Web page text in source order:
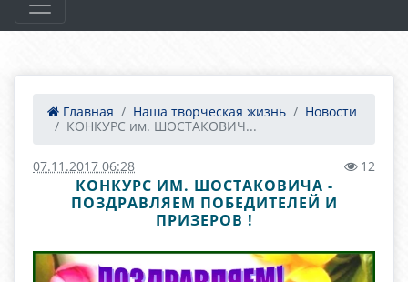
Главная Наша творческая жизнь
Новости
КОНКУРС им. ШОСТАКОВИЧ...
07.11.2017 06:28 12
КОНКУРС ИМ. ШОСТАКОВИЧА -
ПОЗДРАВЛЯЕМ ПОБЕДИТЕЛЕЙ И
ПРИЗЕРОВ !